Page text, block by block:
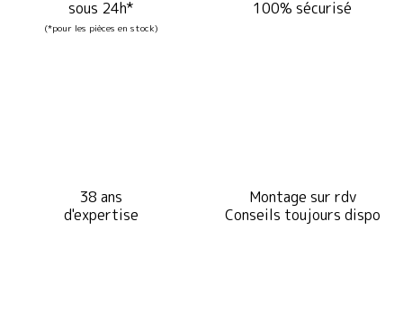
sous 24h*
(*pour les pièces en stock)
100% sécurisé
38 ans
d'expertise
Montage sur rdv
Conseils toujours dispo